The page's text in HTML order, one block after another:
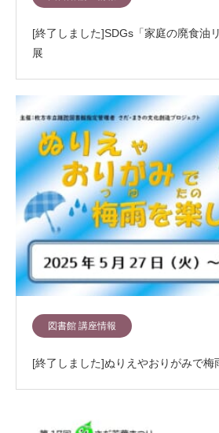
[終了しました]SDGs「家庭の廃食油
展
図書館 講座情報
[終了しました]ぬりえやおりがみで梅